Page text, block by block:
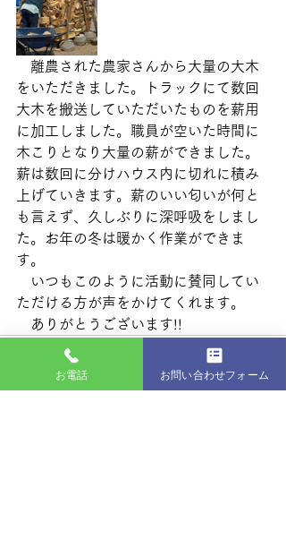
離農された農家さんから大量の大木
をいただきました。トラックにて数回
大木を搬送していただいたものを薪用
に加工しました。職員が空いた時間に
木こりとなり大量の薪ができました。
薪は数回に分けハウス内に切れに積み
上げていきます。薪のいい匂いが何と
も言えず、久しぶりに深呼吸をしまし
た。お年の冬は暖かく作業ができま
す。
いつもこのように活動に賛同してい
ただける方が声をかけてくれます。
ありがとうございます!!
お電話 お問い合わせフォーム